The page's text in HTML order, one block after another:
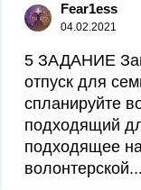
Fear1ess
04.02.2021
5 ЗАДАНИЕ
отпуск для
спланируйте
подходящий
подходящее
волонтерской...